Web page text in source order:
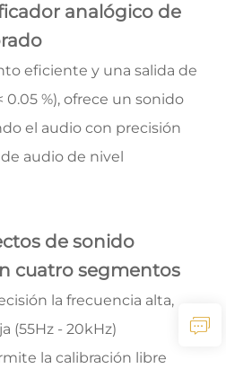
analógico de
eficiente y una salida de
0.05 %), ofrece un sonido
el audio con precisión
audio de nivel
de sonido
cuatro segmentos
la frecuencia alta,
(55Hz - 20kHz)
la calibración libre